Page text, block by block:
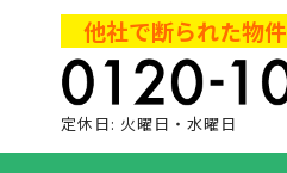
他社で断られた物件
定休日: 火曜日・水曜日